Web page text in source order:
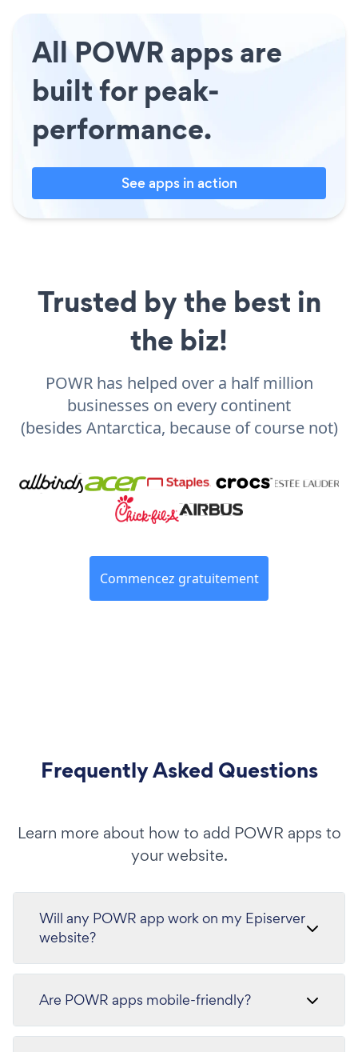
All POWR apps are
built for peak-
performance.
See apps in action
Trusted by the best in
the biz!
POWR has helped over a half million
businesses on every continent
(besides Antarctica, because of course not)
Commencez gratuitement
Frequently Asked Questions
Learn more about how to add POWR apps to
your website.
Will any POWR app work on my Episerver
website?
Are POWR apps mobile-friendly?